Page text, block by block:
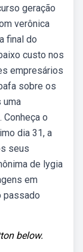
geração
verônica
final do
custo nos
empresários
sobre os
uma
o
dia 31, a
seus
de lygia
em
passado
below.